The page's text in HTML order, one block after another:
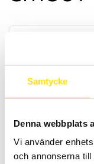
Samtycke
Denna webbplats
Vi använder
och annonserna
mätning av